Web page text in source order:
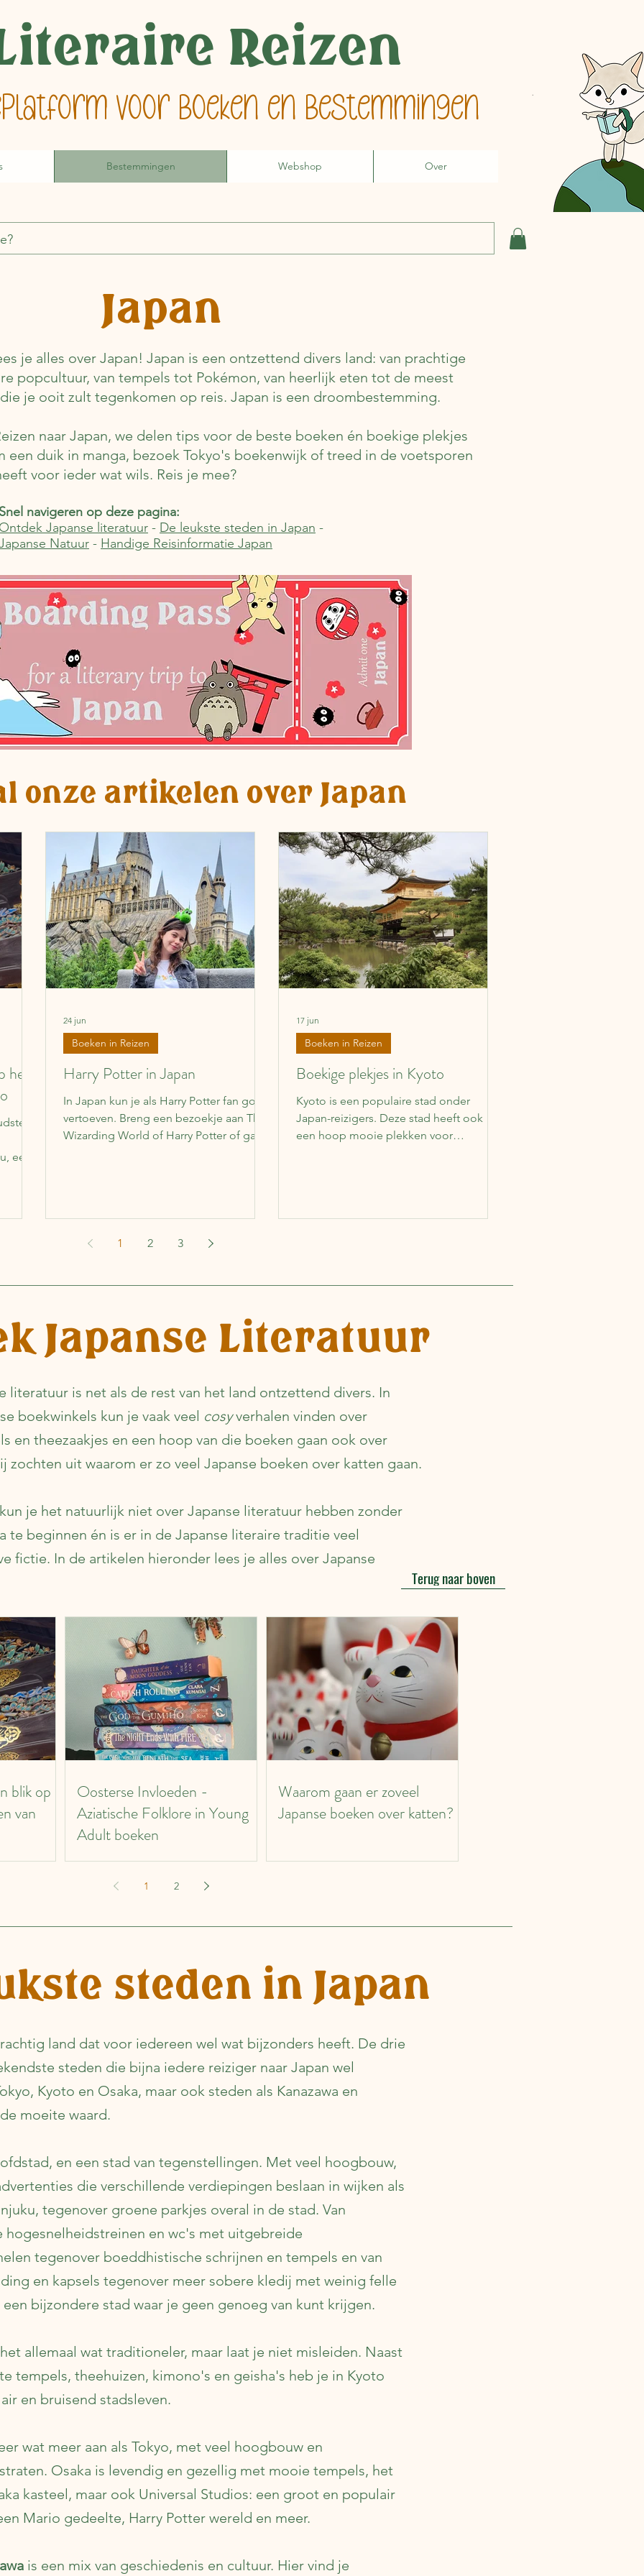
Reizen
voor boeken en bestemmingen
Bestemmingen Webshop Over
Japan
je alles over Japan! Japan is een ontzettend divers land: van prachtige
popcultuur, van tempels tot Pokémon, van heerlijk eten tot de meest
je ooit zult tegenkomen op reis. Japan is een droombestemming.
naar Japan, we delen tips voor de beste boeken én boekige plekjes
een duik in manga, bezoek Tokyo's boekenwijk of treed in de voetsporen
voor ieder wat wils. Reis je mee?
navigeren op deze pagina:
Japanse literatuur - De leukste steden in Japan -
Natuur - Handige Reisinformatie Japan
onze artikelen over Japan
een
Harry Potter in Japan
In Japan kun je als Harry Potter fan goed
vertoeven. Breng een bezoekje aan The
Wizarding World of Harry Potter of ga
Boeken in Reizen
24 jun
Boekige plekjes in Kyoto
Kyoto is een populaire stad onder
Japan-reizigers. Deze stad heeft ook
een hoop mooie plekken voor
Boeken in Reizen
17 jun
1 2 3
Japanse Literatuur
literatuur is net als de rest van het land ontzettend divers. In
boekwinkels kun je vaak veel cosyverhalen vinden over
en theezaakjes en een hoop van die boeken gaan ook over
zochten uit waarom er zo veel Japanse boeken over katten gaan.
je het natuurlijk niet over Japanse literatuur hebben zonder
te beginnen én is er in de Japanse literaire traditie veel
fictie. In de artikelen hieronder lees je alles over Japanse
Terug naar boven
blik op
van
Oosterse Invloeden -
Aziatische Folklore in Young
Adult boeken
Waarom gaan er zoveel
Japanse boeken over katten?
1 2
steden in Japan
land dat voor iedereen wel wat bijzonders heeft. De drie
steden die bijna iedere reiziger naar Japan wel
Kyoto en Osaka, maar ook steden als Kanazawa en
moeite waard.
en een stad van tegenstellingen. Met veel hoogbouw,
die verschillende verdiepingen beslaan in wijken als
tegenover groene parkjes overal in de stad. Van
hogesnelheidstreinen en wc's met uitgebreide
tegenover boeddhistische schrijnen en tempels en van
en kapsels tegenover meer sobere kledij met weinig felle
bijzondere stad waar je geen genoeg van kunt krijgen.
allemaal wat traditioneler, maar laat je niet misleiden. Naast
tempels, theehuizen, kimono's en geisha's heb je in Kyoto
en bruisend stadsleven.
wat meer aan als Tokyo, met veel hoogbouw en
Osaka is levendig en gezellig met mooie tempels, het
kasteel, maar ook Universal Studios: een groot en populair
Mario gedeelte, Harry Potter wereld en meer.
is een mix van geschiedenis en cultuur. Hier vind je